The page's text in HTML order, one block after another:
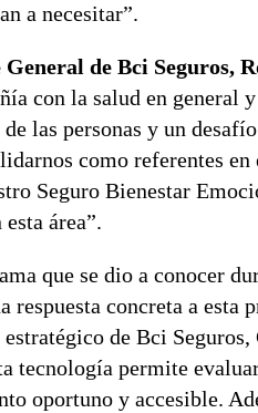
a necesitar”.
de Bci Seguros,
con la salud en general
las personas y un
como referentes
Seguro Bienestar
área”.
que se dio a conocer
respuesta concreta a
de Bci
permite
oportuno y accesible.